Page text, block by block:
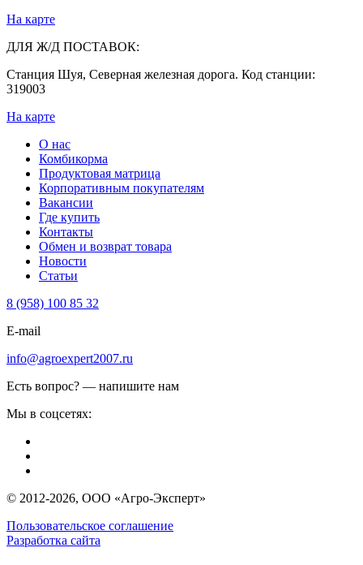
На карте
ДЛЯ Ж/Д ПОСТАВОК:
Станция Шуя, Северная железная дорога. Код станции:
319003
На карте
О нас
Комбикорма
Продуктовая матрица
Корпоративным покупателям
Вакансии
Где купить
Контакты
Обмен и возврат товара
Новости
Статьи
8 (958) 100 85 32
E-mail
info@agroexpert2007.ru
Есть вопрос? — напишите нам
Мы в соцсетях:
© 2012-2026, ООО «Агро-Эксперт»
Пользовательское соглашение
Разработка сайта